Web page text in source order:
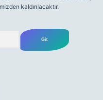
kaldırılacaktır.